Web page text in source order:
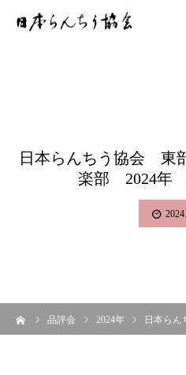
日本らんちう協会 東
楽部 2024年
品評会 2024年 日本らんちう